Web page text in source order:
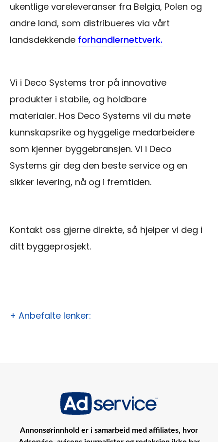
ukentlige vareleveranser fra Belgia, Polen og
andre land, som distribueres via vårt
landsdekkende forhandlernettverk.
Vi i Deco Systems tror på innovative
produkter i stabile, og holdbare
materialer. Hos Deco Systems vil du møte
kunnskapsrike og hyggelige medarbeidere
som kjenner byggebransjen. Vi i Deco
Systems gir deg den beste service og en
sikker levering, nå og i fremtiden.
Kontakt oss gjerne direkte, så hjelper vi deg i
ditt byggeprosjekt.
+ Anbefalte lenker:
Annonsørinnhold er i samarbeid med affiliates, hvor